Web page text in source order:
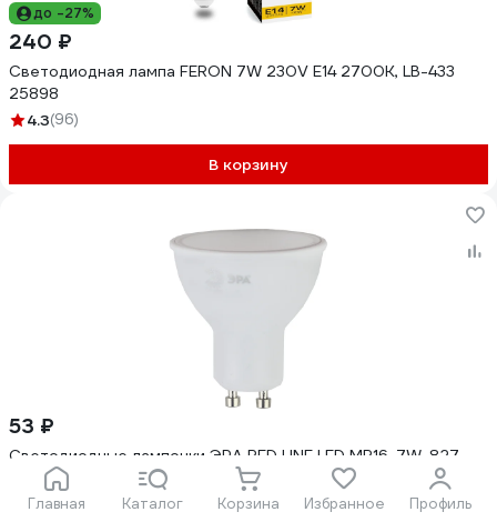
Главная Каталог Корзина Избранное Профиль
до -27%
240 ₽
Светодиодная лампа FERON 7W 230V E14 2700K, LB-433
25898
4.3(96)
В корзину
53 ₽
Светодиодные лампочки ЭРА RED LINE LED MR16-7W-827-
GU10 R GU10 7Вт софит, теплая белая Б0050198
4.6(47)